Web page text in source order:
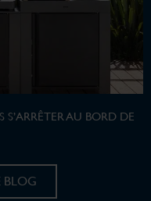
S’ARRÊTER AU BORD DE
BLOG